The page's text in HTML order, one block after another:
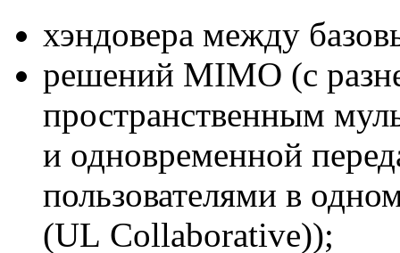
хэндовера между
решений MIMO (с
пространственным
и одновременной
пользователями в
(UL Collaborative));